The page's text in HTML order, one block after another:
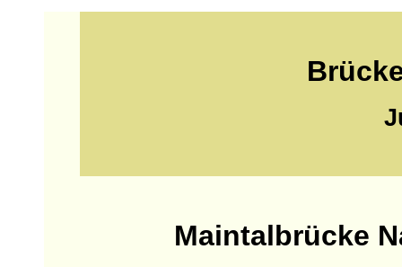
Maintalbrücke